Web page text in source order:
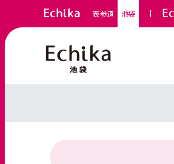
表参道 池袋